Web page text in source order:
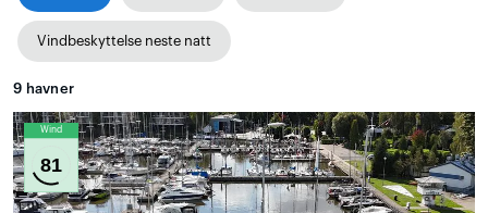
Vindbeskyttelse neste natt
9 havner
Wind
81